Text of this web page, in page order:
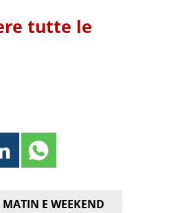
tutte le
MATIN E WEEKEND